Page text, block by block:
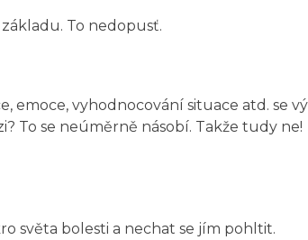
základu. To nedopusť.
vyhodnocování situace atd. se
To se neúměrně násobí. Takže tudy ne!
světa bolesti a nechat se jím pohltit.